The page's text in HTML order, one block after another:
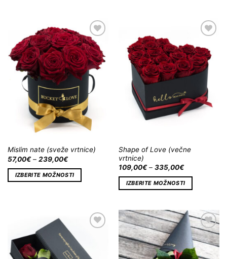
Dodaj
na
Wishlist
Mislim nate (sveže vrtnice)
57,00€– 239,00€
IZBERITE MOŽNOSTI
na
Wishlist
Shape of Love (večne
vrtnice)
109,00€– 335,00€
IZBERITE MOŽNOSTI
Wishlist
Dodaj
na
Wishlist